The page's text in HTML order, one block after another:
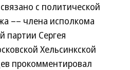
с политической
–– члена исполкома
партии Сергея
Хельсинкской
прокомментировал